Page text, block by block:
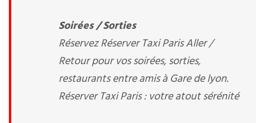
Soirées / Sorties
Réservez Réserver Taxi Paris Aller /
Retour pour vos soirées, sorties,
restaurants entre amis à Gare de lyon.
Réserver Taxi Paris : votre atout sérénité